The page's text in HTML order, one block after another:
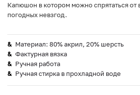
Капюшон в котором можно спрятаться от
погодных невзгод.
Материал: 80% акрил, 20% шерсть
Фактурная вязка
Ручная работа
Ручная стирка в прохладной воде